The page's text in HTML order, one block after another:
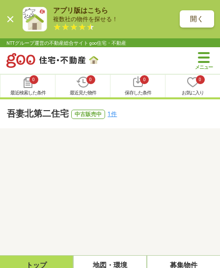
アプリ版はこちら
複数社の物件を探せる！ 開く
NTTグループ運営の不動産総合サイト goo住宅・不動産
0
最近検索した条件
0
最近見た物件
0
保存した条件
0
お気に入り
吾妻北第二住宅 中古販売中 1件
トップ 地図・環境 募集物件